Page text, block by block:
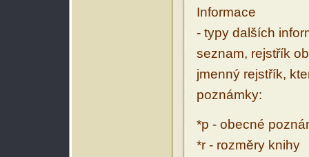
Informace
- typy dalších
seznam, rejstřík
jmenný rejstřík,
poznámky:
*p - obecné
*r - rozměry knihy